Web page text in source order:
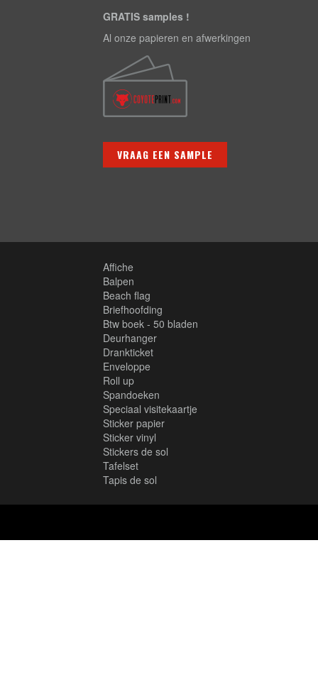
GRATIS samples !
Al onze papieren en afwerkingen
VRAAG EEN SAMPLE
Affiche
Balpen
Beach flag
Briefhoofding
Btw boek - 50 bladen
Deurhanger
Drankticket
Enveloppe
Roll up
Spandoeken
Speciaal visitekaartje
Sticker papier
Sticker vinyl
Stickers de sol
Tafelset
Tapis de sol